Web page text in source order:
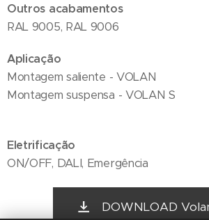
Outros acabamentos
RAL 9005, RAL 9006
Aplicação
Montagem saliente - VOLAN
Montagem suspensa - VOLAN S
Eletrificação
ON/OFF, DALI, Emergência
DOWNLOAD